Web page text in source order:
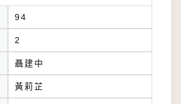
94
2
聶建中
黃莉芷